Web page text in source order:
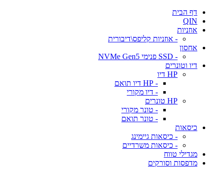
דף הבית
QIN
אוזניות
- אוזניות קליפס\דיבורית
אחסון
- SSD פנימי NVMe Gen5
דיו וטונרים
HP דיו
- HP דיו תואם
- דיו מקורי
HP טונרים
- טונר מקורי
- טונר תואם
כיסאות
- כיסאות גיימינג
- כיסאות משרדיים
מגדילי טווח
מדפסות וסורקים